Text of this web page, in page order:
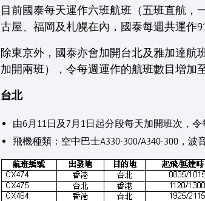
目前國泰每天運作六班航班（五班直航，
古屋、福岡及札幌在內，國泰每週共運作
除東京外，國泰亦會加開台北及雅加達航
加開兩班），令每週運作的航班數目增加
台北
由6月11日及7月1日起分段每天加開班次，
飛機種類：空中巴士A330-300/A340-300，波